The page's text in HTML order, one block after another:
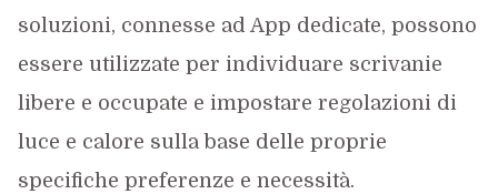
soluzioni, connesse ad App dedicate, possono
essere utilizzate per individuare scrivanie
libere e occupate e impostare regolazioni di
luce e calore sulla base delle proprie
specifiche preferenze e necessità.